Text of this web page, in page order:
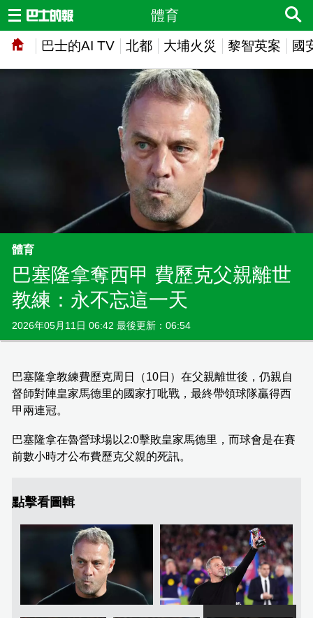
巴士的AI TV 北都 大埔火災 黎智英案 國
體育
體育
巴塞隆拿奪西甲 費歷克父親離世
教練：永不忘這一天
2026年05月11日 06:42 最後更新：06:54
巴塞隆拿教練費歷克周日（10日）在父親離世後，仍親自
督師對陣皇家馬德里的國家打吡戰，最終帶領球隊贏得西
甲兩連冠。
巴塞隆拿在魯營球場以2:0擊敗皇家馬德里，而球會是在賽
前數小時才公布費歷克父親的死訊。
點擊看圖輯